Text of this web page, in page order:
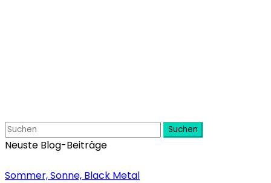
Suchen
Neuste Blog-Beiträge
Sommer, Sonne, Black Metal